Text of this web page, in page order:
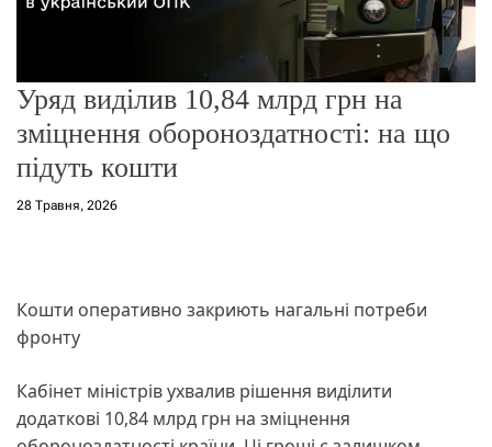
Уряд виділив 10,84 млрд грн на
зміцнення обороноздатності: на що
підуть кошти
28 Травня, 2026
Кошти оперативно закриють нагальні потреби
фронту
Кабінет міністрів ухвалив рішення виділити
додаткові 10,84 млрд грн на зміцнення